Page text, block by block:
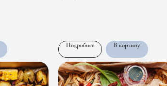
Подробнее В корзину